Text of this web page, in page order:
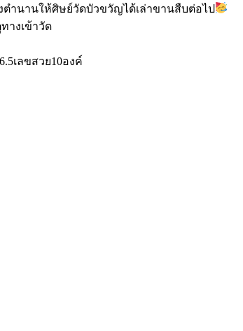
ตำนานให้ศิษย์วัดบัวขวัญได้เล่าขานสืบต่อไป
างเข้าวัด
เลขสวย10องค์